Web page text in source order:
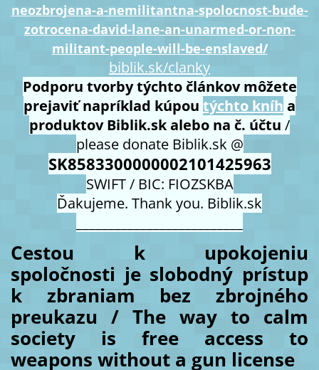
neozbrojena-a-nemilitantna-spolocnost-bude-
zotrocena-david-lane-an-unarmed-or-non-
militant-people-will-be-enslaved/
biblik.sk/clanky
Podporu tvorby týchto článkov môžete
prejaviť napríklad kúpou týchto kníh a
produktov Biblik.sk alebo na č. účtu /
please donate Biblik.sk @
SK8583300000002101425963
SWIFT / BIC: FIOZSKBA
Ďakujeme. Thank you. Biblik.sk
Cestou k upokojeniu
spoločnosti je slobodný prístup
k zbraniam bez zbrojného
preukazu / The way to calm
society is free access to
weapons without a gun license